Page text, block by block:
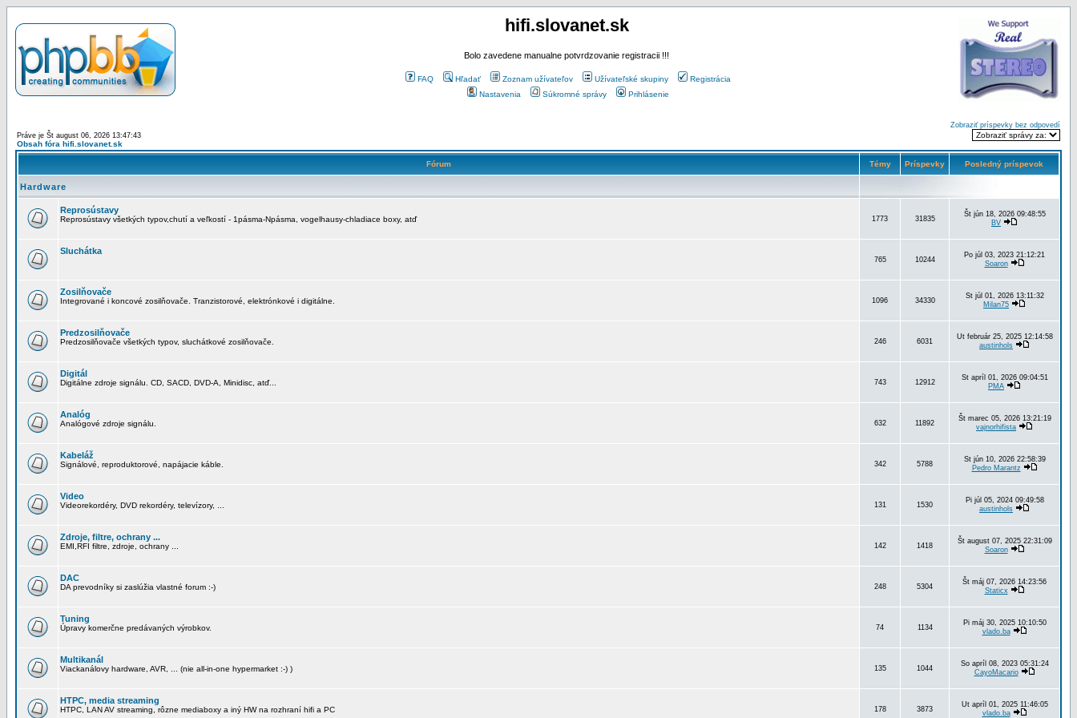
hifi.slovanet.sk
Bolo zavedene manualne potvrdzovanie registracii !!!
FAQ Hľadať Zoznam užívateľov Užívateľské skupiny
Registrácia
Nastavenia
Súkromné správy Prihlásenie
Práve je Št august 06, 2026 13:47:43
Obsah fóra hifi.slovanet.sk
Zobraziť príspevky bez odpovedí
Fórum Témy Príspevky Posledný príspevok
Hardware
Reprosústavy
Reprosústavy všetkých typov,chutí a veľkostí - 1pásma-Npásma, vogelhausy-chladiace boxy, atď 1773 31835
Št jún 18, 2026 09:48:55
BV
Sluchátka
765 10244
Po júl 03, 2023 21:12:21
Soaron
Zosilňovače
Integrované i koncové zosilňovače. Tranzistorové, elektrónkové i digitálne. 1096 34330
St júl 01, 2026 13:11:32
Milan75
Predzosilňovače
Predzosilňovače všetkých typov, sluchátkové zosilňovače. 246 6031
Ut február 25, 2025 12:14:58
austinhols
Digitál
Digitálne zdroje signálu. CD, SACD, DVD-A, Minidisc, atď... 743 12912
St apríl 01, 2026 09:04:51
PMA
Analóg
Analógové zdroje signálu. 632 11892
Št marec 05, 2026 13:21:19
vajnorhifista
Kabeláž
Signálové, reproduktorové, napájacie káble. 342 5788
St jún 10, 2026 22:58:39
Pedro Marantz
Video
Videorekordéry, DVD rekordéry, televízory, ... 131 1530
Pi júl 05, 2024 09:49:58
austinhols
Zdroje, filtre, ochrany ...
EMI,RFI filtre, zdroje, ochrany ... 142 1418
Št august 07, 2025 22:31:09
Soaron
DAC
DA prevodníky si zaslúžia vlastné forum :-) 248 5304
Št máj 07, 2026 14:23:56
Staticx
Tuning
Úpravy komerčne predávaných výrobkov. 74 1134
Pi máj 30, 2025 10:10:50
vlado.ba
Multikanál
Viackanálovy hardware, AVR, ... (nie all-in-one hypermarket :-) ) 135 1044
So apríl 08, 2023 05:31:24
CayoMacario
HTPC, media streaming
HTPC, LAN AV streaming, rôzne mediaboxy a iný HW na rozhraní hifi a PC 178 3873
Ut apríl 01, 2025 11:46:05
vlado.ba